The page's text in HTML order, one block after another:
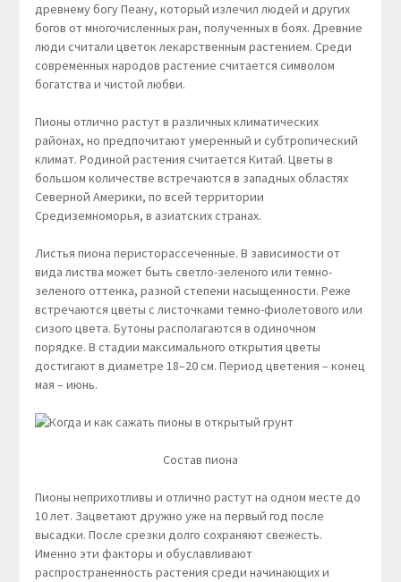
древнему богу Пеану, который излечил людей и других
богов от многочисленных ран, полученных в боях. Древние
люди считали цветок лекарственным растением. Среди
современных народов растение считается символом
богатства и чистой любви.
Пионы отлично растут в различных климатических
районах, но предпочитают умеренный и субтропический
климат. Родиной растения считается Китай. Цветы в
большом количестве встречаются в западных областях
Северной Америки, по всей территории
Средиземноморья, в азиатских странах.
Листья пиона перисторассеченные. В зависимости от
вида листва может быть светло-зеленого или темно-
зеленого оттенка, разной степени насыщенности. Реже
встречаются цветы с листочками темно-фиолетового или
сизого цвета. Бутоны располагаются в одиночном
порядке. В стадии максимального открытия цветы
достигают в диаметре 18–20 см. Период цветения – конец
мая – июнь.
Состав пиона
Пионы неприхотливы и отлично растут на одном месте до
10 лет. Зацветают дружно уже на первый год после
высадки. После срезки долго сохраняют свежесть.
Именно эти факторы и обуславливают
распространенность растения среди начинающих и